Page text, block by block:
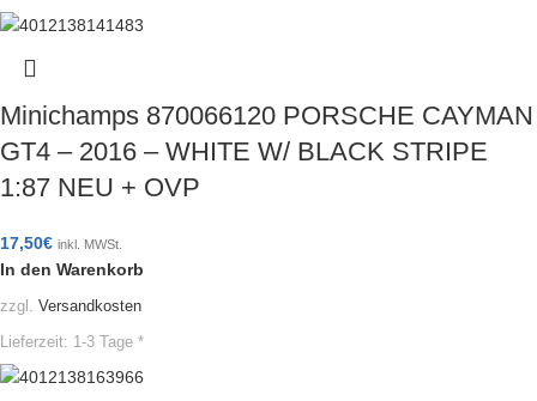
Minichamps 870066120 PORSCHE CAYMAN
GT4 – 2016 – WHITE W/ BLACK STRIPE
1:87 NEU + OVP
17,50€ inkl. MWSt.
In den Warenkorb
zzgl. Versandkosten
Lieferzeit: 1-3 Tage *